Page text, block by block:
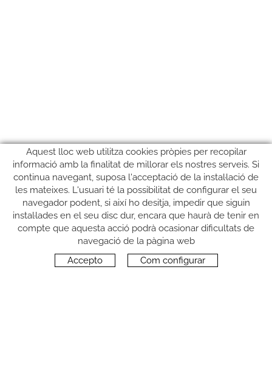
SEGUEIX-NOS
Aquest lloc web utilitza cookies pròpies per recopilar
informació amb la finalitat de millorar els nostres serveis. Si
continua navegant, suposa l'acceptació de la instal·lació de
les mateixes. L'usuari té la possibilitat de configurar el seu
navegador podent, si així ho desitja, impedir que siguin
instal·lades en el seu disc dur, encara que haurà de tenir en
compte que aquesta acció podrà ocasionar dificultats de
navegació de la pàgina web
Accepto
Com configurar